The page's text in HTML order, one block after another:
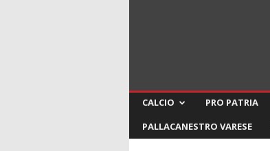
CALCIO PRO PATRIA
PALLACANESTRO VARESE